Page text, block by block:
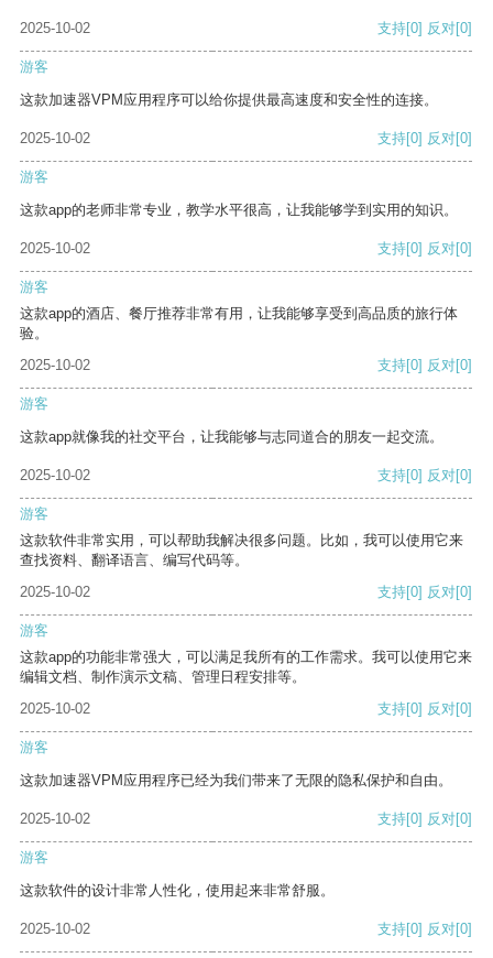
2025-10-02 支持[0] 反对[0]
游客
这款加速器VPM应用程序可以给你提供最高速度和安全性的连接。
2025-10-02 支持[0] 反对[0]
游客
这款app的老师非常专业，教学水平很高，让我能够学到实用的知识。
2025-10-02 支持[0] 反对[0]
游客
这款app的酒店、餐厅推荐非常有用，让我能够享受到高品质的旅行体
验。
2025-10-02
支持[0] 反对[0]
游客
这款app就像我的社交平台，让我能够与志同道合的朋友一起交流。
2025-10-02 支持[0] 反对[0]
游客
这款软件非常实用，可以帮助我解决很多问题。比如，我可以使用它来
查找资料、翻译语言、编写代码等。
2025-10-02
支持[0] 反对[0]
游客
这款app的功能非常强大，可以满足我所有的工作需求。我可以使用它来
编辑文档、制作演示文稿、管理日程安排等。
2025-10-02
支持[0] 反对[0]
游客
这款加速器VPM应用程序已经为我们带来了无限的隐私保护和自由。
2025-10-02 支持[0] 反对[0]
游客
这款软件的设计非常人性化，使用起来非常舒服。
2025-10-02 支持[0] 反对[0]